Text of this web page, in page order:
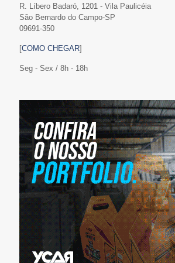
R. Líbero Badaró, 1201 - Vila Paulicéia
São Bernardo do Campo-SP
09691-350
[COMO CHEGAR]
Seg - Sex / 8h - 18h